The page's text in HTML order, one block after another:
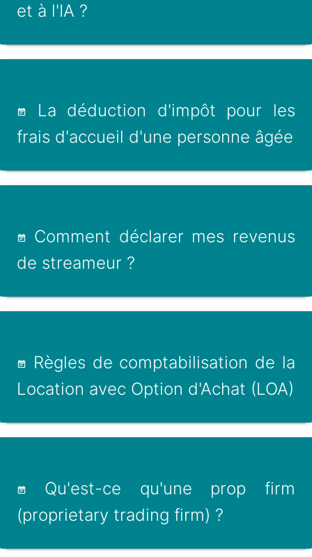
et à l'IA ?
La déduction d'impôt pour les
frais d'accueil d'une personne âgée
Comment déclarer mes revenus
de streameur ?
Règles de comptabilisation de la
Location avec Option d'Achat (LOA)
Qu'est-ce qu'une prop firm
(proprietary trading firm) ?